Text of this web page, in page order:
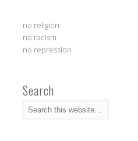
no religion
no racism
no repression
Search